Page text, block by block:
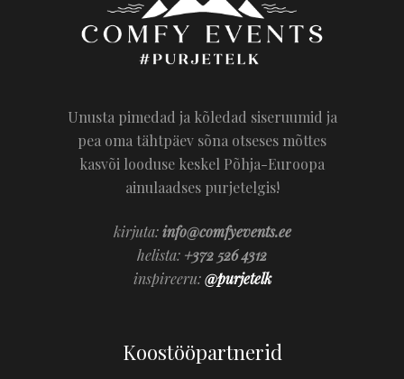
Unusta pimedad ja kõledad siseruumid ja
pea oma tähtpäev sõna otseses mõttes
kasvõi looduse keskel Põhja-Euroopa
ainulaadses purjetelgis!
kirjuta:info@comfyevents.ee
helista: +372 526 4312
inspireeru:@purjetelk
Koostööpartnerid